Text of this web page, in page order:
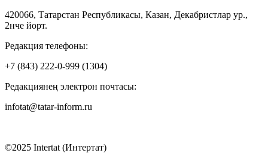
420066, Татарстан Республикасы, Казан, Декабристлар ур.,
2нче йорт.
Редакция телефоны:
+7 (843) 222-0-999 (1304)
Редакциянең электрон почтасы:
infotat@tatar-inform.ru
©2025 Intertat (Интертат)